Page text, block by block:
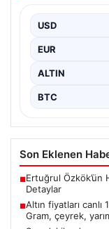
fiyatları
USD
EUR
ALTIN
BTC
Son Eklenen
■Ertuğrul Özkök’ün
Detaylar
■Altın fiyatları
Gram, çeyrek,